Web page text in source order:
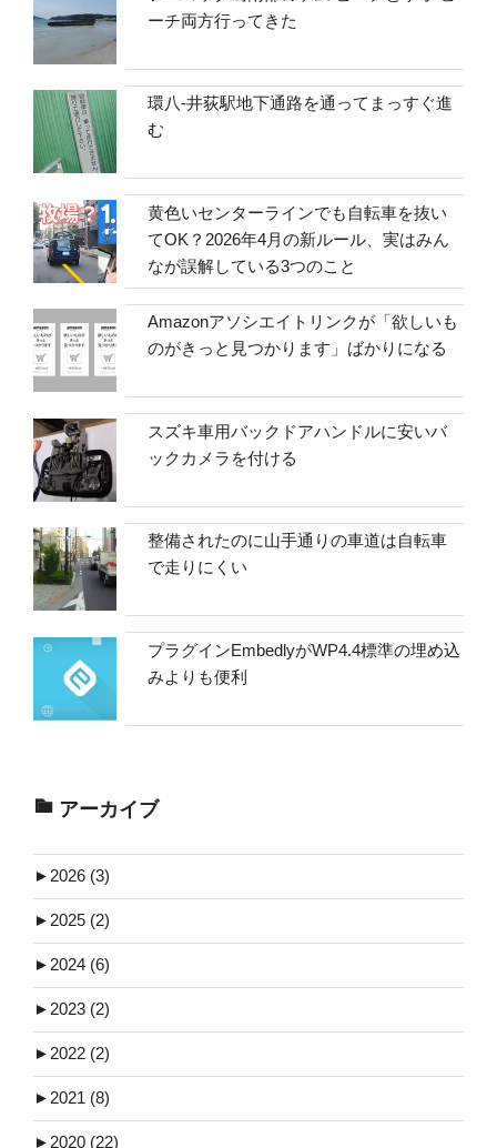
ーチ両方行ってきた
環八-井荻駅地下通路を通ってまっすぐ進
む
黄色いセンターラインでも自転車を抜い
てOK？2026年4月の新ルール、実はみん
なが誤解している3つのこと
Amazonアソシエイトリンクが「欲しいも
のがきっと見つかります」ばかりになる
スズキ車用バックドアハンドルに安いバ
ックカメラを付ける
整備されたのに山手通りの車道は自転車
で走りにくい
プラグインEmbedlyがWP4.4標準の埋め込
みよりも便利
アーカイブ
► 2026 (3)
► 2025 (2)
► 2024 (6)
► 2023 (2)
► 2022 (2)
► 2021 (8)
► 2020 (22)